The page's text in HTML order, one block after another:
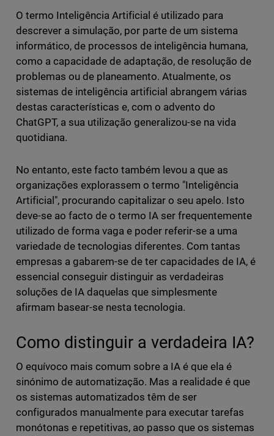
O termo Inteligência Artificial é utilizado para
descrever a simulação, por parte de um sistema
informático, de processos de inteligência humana,
como a capacidade de adaptação, de resolução de
problemas ou de planeamento. Atualmente, os
sistemas de inteligência artificial abrangem várias
destas características e, com o advento do
ChatGPT, a sua utilização generalizou-se na vida
quotidiana.
No entanto, este facto também levou a que as
organizações explorassem o termo "Inteligência
Artificial", procurando capitalizar o seu apelo. Isto
deve-se ao facto de o termo IA ser frequentemente
utilizado de forma vaga e poder referir-se a uma
variedade de tecnologias diferentes. Com tantas
empresas a gabarem-se de ter capacidades de IA, é
essencial conseguir distinguir as verdadeiras
soluções de IA daquelas que simplesmente
afirmam basear-se nesta tecnologia.
Como distinguir a verdadeira IA?
O equívoco mais comum sobre a IA é que ela é
sinónimo de automatização. Mas a realidade é que
os sistemas automatizados têm de ser
configurados manualmente para executar tarefas
monótonas e repetitivas, ao passo que os sistemas